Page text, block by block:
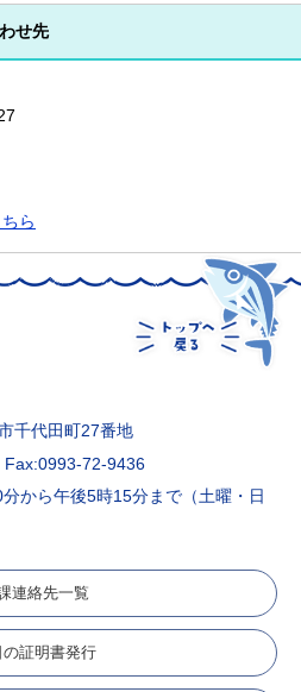
せ先
ら
千代田町27番地
Fax:0993-72-9436
から午後5時15分まで（土曜・日
連絡先一覧
の証明書発行